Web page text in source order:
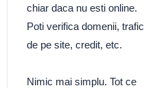
chiar daca nu esti online.
Poti verifica domenii, trafic
de pe site, credit, etc.
Nimic mai simplu. Tot ce